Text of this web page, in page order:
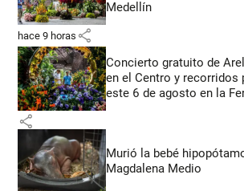
Medellín
hace 9 horas share
Concierto gratuito de
en el Centro y recorridos
este 6 de agosto en la
share
Murió la bebé
Magdalena Medio